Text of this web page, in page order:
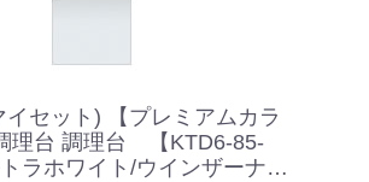
イセット) 【プレミアムカラ
理台 調理台 【KTD6-85-
ラホワイト/ウインザーナッ